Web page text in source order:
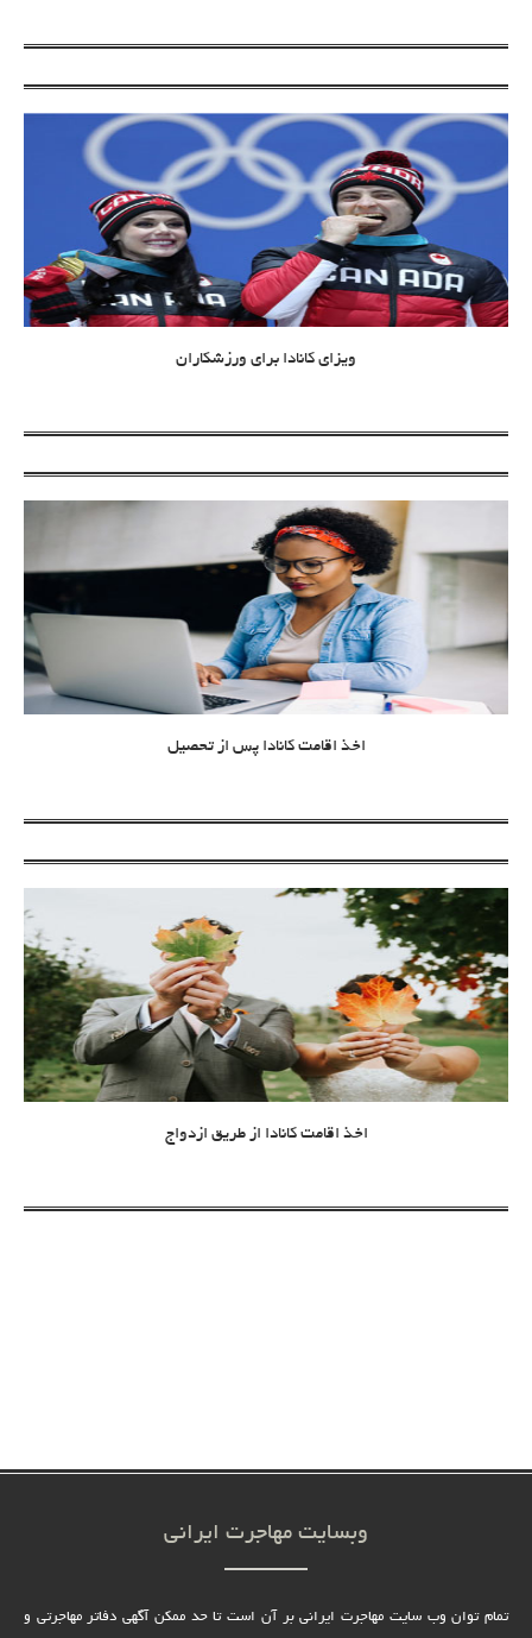
ویزای کانادا برای ورزشکاران
اخذ اقامت کانادا پس از تحصیل
اخذ اقامت کانادا از طریق ازدواج
وبسایت مهاجرت ایرانی
تمام توان وب سایت مهاجرت ایرانی بر آن است تا حد ممکن آگهی دفاتر مهاجرتی و